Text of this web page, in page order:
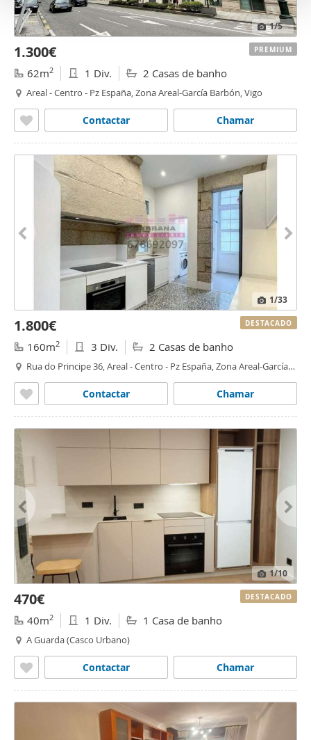
1/5
1.300€
62m2 1 Div. 2 Casas de banho
Areal - Centro - Pz España, Zona Areal-García Barbón, Vigo
Chamar
Contactar
PREMIUM
1/33
1.800€
160m2 3 Div. 2 Casas de banho
Rua do Principe 36, Areal - Centro - Pz España, Zona Areal-García
Chamar
Contactar
DESTACADO
1/10
470€
40m2 1 Div. 1 Casa de banho
A Guarda (Casco Urbano)
Chamar
Contactar
DESTACADO